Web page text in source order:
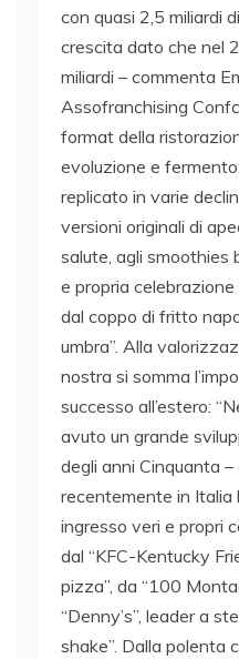
con quasi 2,5 miliardi
crescita dato che nel
miliardi – commenta
Assofranchising
format della
evoluzione e
replicato in varie
versioni originali di
salute, agli smoothies
e propria
dal coppo di fritto
umbra”. Alla
nostra si somma
successo all’estero:
avuto un grande
degli anni Cinquanta
recentemente in Italia
ingresso veri e propri
dal “KFC-Kentucky
pizza”, da “100
“Denny’s”, leader a
shake”. Dalla polenta